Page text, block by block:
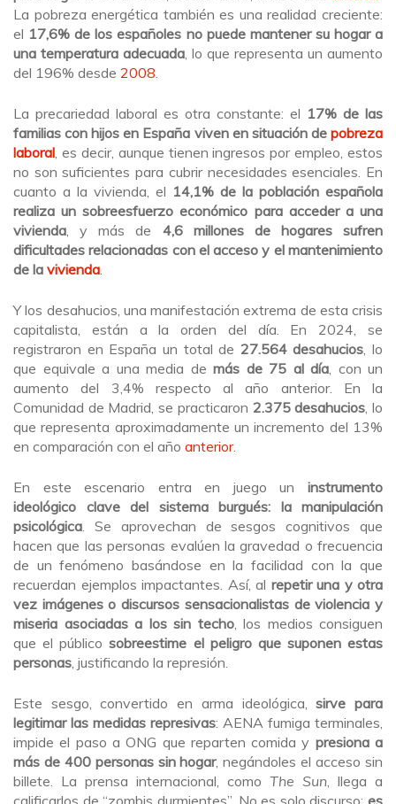
La pobreza energética también es una realidad creciente:
el 17,6% de los españoles no puede mantener su hogar a
una temperatura adecuada, lo que representa un aumento
del 196% desde 2008.
La precariedad laboral es otra constante: el 17% de las
familias con hijos en España viven en situación de pobreza
laboral, es decir, aunque tienen ingresos por empleo, estos
no son suficientes para cubrir necesidades esenciales. En
cuanto a la vivienda, el 14,1% de la población española
realiza un sobreesfuerzo económico para acceder a una
vivienda, y más de 4,6 millones de hogares sufren
dificultades relacionadas con el acceso y el mantenimiento
de la vivienda.
Y los desahucios, una manifestación extrema de esta crisis
capitalista, están a la orden del día. En 2024, se
registraron en España un total de 27.564 desahucios, lo
que equivale a una media de más de 75 al día, con un
aumento del 3,4% respecto al año anterior. En la
Comunidad de Madrid, se practicaron 2.375 desahucios, lo
que representa aproximadamente un incremento del 13%
en comparación con el año anterior.
En este escenario entra en juego un instrumento
ideológico clave del sistema burgués: la manipulación
psicológica. Se aprovechan de sesgos cognitivos que
hacen que las personas evalúen la gravedad o frecuencia
de un fenómeno basándose en la facilidad con la que
recuerdan ejemplos impactantes. Así, al repetir una y otra
vez imágenes o discursos sensacionalistas de violencia y
miseria asociadas a los sin techo, los medios consiguen
que el públicosobreestime el peligro que suponen estas
personas, justificando la represión.
Este sesgo, convertido en arma ideológica,sirve para
legitimar las medidas represivas: AENA fumiga terminales,
impide el paso a ONG que reparten comida y presiona a
más de 400 personas sin hogar, negándoles el acceso sin
billete. La prensa internacional, como The Sun, llega a